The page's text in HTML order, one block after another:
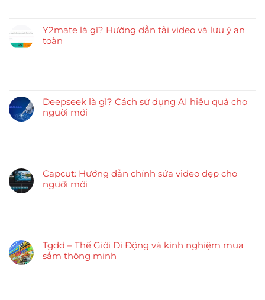
Y2mate là gì? Hướng dẫn tải video và lưu ý an
toàn
Deepseek là gì? Cách sử dụng AI hiệu quả cho
người mới
Capcut: Hướng dẫn chỉnh sửa video đẹp cho
người mới
Tgdd – Thế Giới Di Động và kinh nghiệm mua
sắm thông minh